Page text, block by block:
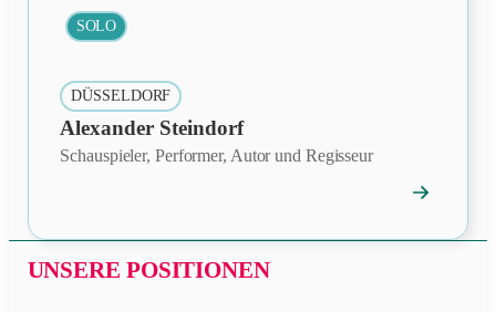
SOLO
DÜSSELDORF
Alexander Steindorf
Schauspieler, Performer, Autor und Regisseur
→
UNSERE POSITIONEN